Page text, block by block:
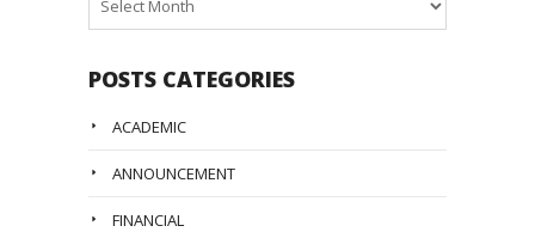
Archive
POSTS CATEGORIES
ACADEMIC
ANNOUNCEMENT
FINANCIAL